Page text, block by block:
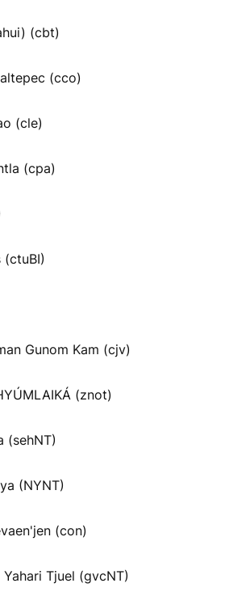
(cbt)
(cco)
(cle)
(cpa)
(ctuBI)
Gunom Kam (cjv)
(znot)
(sehNT)
(NYNT)
(con)
Tjuel (gvcNT)